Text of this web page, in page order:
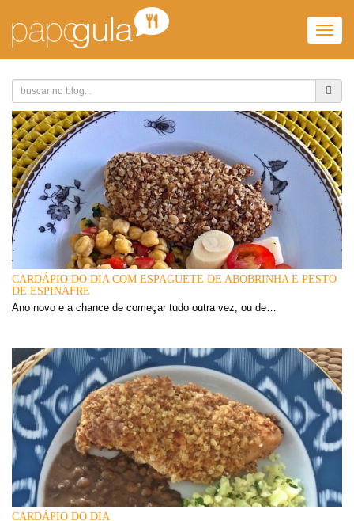
CARDÁPIO DO DIA COM ESPAGUETE DE ABOBRINHA E PESTO
DE ESPINAFRE
Ano novo e a chance de começar tudo outra vez, ou de…
CARDÁPIO DO DIA